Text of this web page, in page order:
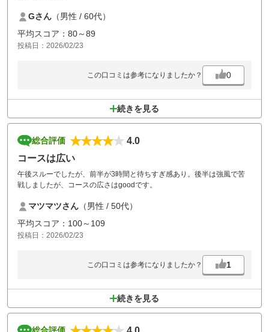
Gさん （男性 / 60代）
平均スコア：80～89
投稿日：2026/02/23
この口コミは参考になりましたか？ 0
続きを見る
総合評価
4.0
コースは広い
午後スルーでしたが、前半が3時間と待ちすぎ感あり。後半は強風で苦
戦しましたが、コースの広さはgoodです。
マツマツさん （男性 / 50代）
平均スコア：100～109
投稿日：2026/02/23
この口コミは参考になりましたか？ 1
続きを見る